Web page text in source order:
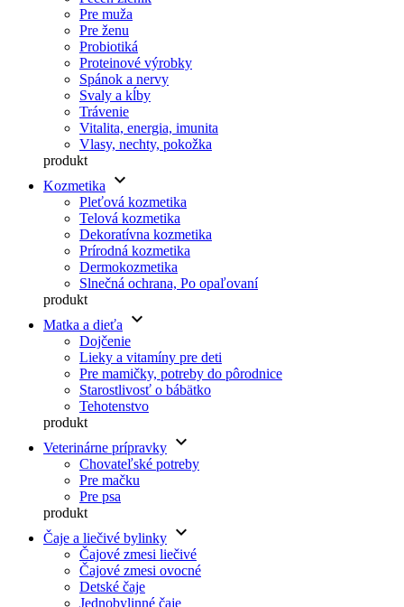
Pre muža
Pre ženu
Probiotiká
Proteinové výrobky
Spánok a nervy
Svaly a kĺby
Trávenie
Vitalita, energia, imunita
Vlasy, nechty, pokožka
produkt
Kozmetika
keyboard_arrow_down
Pleťová kozmetika
Telová kozmetika
Dekoratívna kozmetika
Prírodná kozmetika
Dermokozmetika
Slnečná ochrana, Po opaľovaní
produkt
Matka a dieťa
keyboard_arrow_down
Dojčenie
Lieky a vitamíny pre deti
Pre mamičky, potreby do pôrodnice
Starostlivosť o bábätko
Tehotenstvo
produkt
Veterinárne prípravky keyboard_arrow_down
Chovateľské potreby
Pre mačku
Pre psa
produkt
Čaje a liečivé bylinky keyboard_arrow_down
Čajové zmesi liečivé
Čajové zmesi ovocné
Detské čaje
Jednobylinné čaje